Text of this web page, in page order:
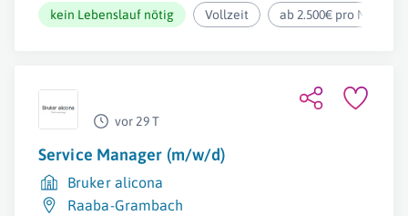
kein Lebenslauf nötig Vollzeit ab 2.500€ pro Monat
vor 29 T
Service Manager (m/w/d)
Bruker alicona
Raaba-Grambach